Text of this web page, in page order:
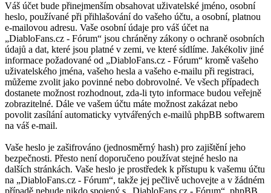
Váš účet bude přinejmenším obsahovat uživatelské jméno, osobní
heslo, používané při přihlašování do vašeho účtu, a osobní, platnou
e-mailovou adresu. Vaše osobní údaje pro váš účet na
„DiabloFans.cz - Fórum“ jsou chráněny zákony o ochraně osobních
údajů a dat, které jsou platné v zemi, ve které sídlíme. Jakékoliv jiné
informace požadované od „DiabloFans.cz - Fórum“ kromě vašeho
uživatelského jména, vašeho hesla a vašeho e-mailu při registraci,
můžeme zvolit jako povinné nebo dobrovolné. Ve všech případech
dostanete možnost rozhodnout, zda-li tyto informace budou veřejně
zobrazitelné. Dále ve vašem účtu máte možnost zakázat nebo
povolit zasílání automaticky vytvářených e-mailů phpBB softwarem
na váš e-mail.
Vaše heslo je zašifrováno (jednosměrný hash) pro zajištění jeho
bezpečnosti. Přesto není doporučeno používat stejné heslo na
dalších stránkách. Vaše heslo je prostředek k přístupu k vašemu účtu
na „DiabloFans.cz - Fórum“, takže jej pečlivě uchovejte a v žádném